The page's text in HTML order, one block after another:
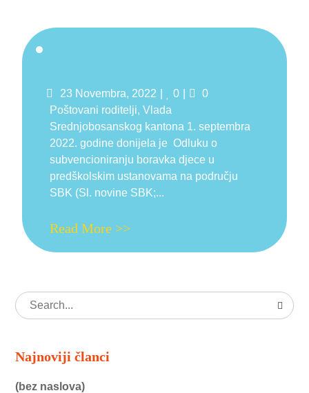
Posted
on
23 Novembra, 2022 Likes
0 Comments
0
Poštovani roditelji, Vlada
Srednjobosanskog kantona 1. septembra
2022. godine donijela je Odluku o
subvencioniranju boravka djece u
predškolskim ustanovama na području
SBK (Sl. novine SBK;...
Read More >>
Najnoviji članci
(bez naslova)